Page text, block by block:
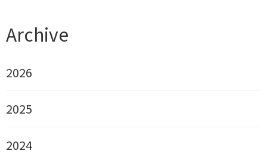
Archive
2026
2025
2024